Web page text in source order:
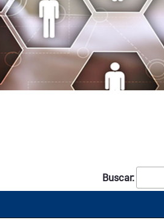
Buscar: